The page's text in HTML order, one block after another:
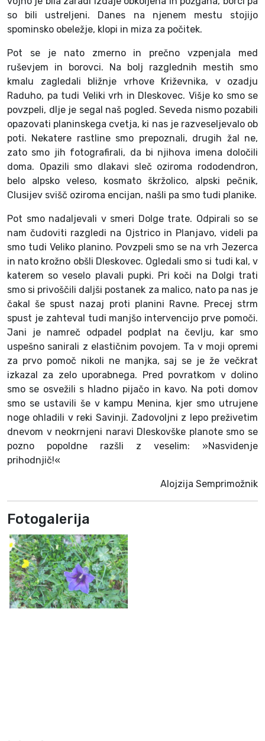
so bili ustreljeni. Danes na njenem mestu stojijo
spominsko obeležje, klopi in miza za počitek.
Pot se je nato zmerno in prečno vzpenjala med
ruševjem in borovci. Na bolj razglednih mestih smo
kmalu zagledali bližnje vrhove Križevnika, v ozadju
Raduho, pa tudi Veliki vrh in Dleskovec. Višje ko smo se
povzpeli, dlje je segal naš pogled. Seveda nismo pozabili
opazovati planinskega cvetja, ki nas je razveseljevalo ob
poti. Nekatere rastline smo prepoznali, drugih žal ne,
zato smo jih fotografirali, da bi njihova imena določili
doma. Opazili smo dlakavi sleč oziroma rododendron,
belo alpsko veleso, kosmato škržolico, alpski pečnik,
Clusijev svišč oziroma encijan, našli pa smo tudi planike.
Pot smo nadaljevali v smeri Dolge trate. Odpirali so se
nam čudoviti razgledi na Ojstrico in Planjavo, videli pa
smo tudi Veliko planino. Povzpeli smo se na vrh Jezerca
in nato krožno obšli Dleskovec. Ogledali smo si tudi kal, v
katerem so veselo plavali pupki. Pri koči na Dolgi trati
smo si privoščili daljši postanek za malico, nato pa nas je
čakal še spust nazaj proti planini Ravne. Precej strm
spust je zahteval tudi manjšo intervencijo prve pomoči.
Jani je namreč odpadel podplat na čevlju, kar smo
uspešno sanirali z elastičnim povojem. Ta v moji opremi
za prvo pomoč nikoli ne manjka, saj se je že večkrat
izkazal za zelo uporabnega. Pred povratkom v dolino
smo se osvežili s hladno pijačo in kavo. Na poti domov
smo se ustavili še v kampu Menina, kjer smo utrujene
noge ohladili v reki Savinji. Zadovoljni z lepo preživetim
dnevom v neokrnjeni naravi Dleskovške planote smo se
pozno popoldne razšli z veselim: »Nasvidenje
prihodnjič!«
Alojzija Semprimožnik
Fotogalerija